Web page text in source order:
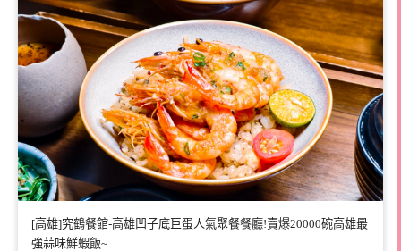
[高雄]究鶴餐館-高雄凹子底巨蛋人氣聚餐餐廳!賣爆20000碗高雄最
強蒜味鮮蝦飯~